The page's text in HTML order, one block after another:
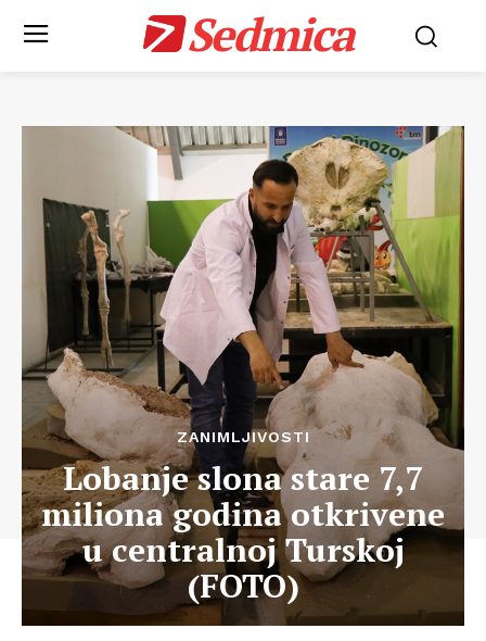
Sedmica
ZANIMLJIVOSTI
Lobanje slona stare 7,7
miliona godina otkrivene
u centralnoj Turskoj
(FOTO)